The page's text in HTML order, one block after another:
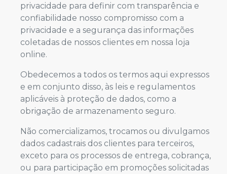
privacidade para definir com transparência e
confiabilidade nosso compromisso com a
privacidade e a segurança das informações
coletadas de nossos clientes em nossa loja
online.
Obedecemos a todos os termos aqui expressos
e em conjunto disso, às leis e regulamentos
aplicáveis à proteção de dados, como a
obrigação de armazenamento seguro.
Não comercializamos, trocamos ou divulgamos
dados cadastrais dos clientes para terceiros,
exceto para os processos de entrega, cobrança,
ou para participação em promoções solicitadas